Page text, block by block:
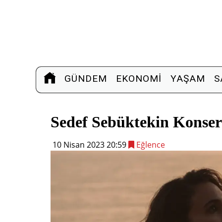
GÜNDEM EKONOMI YAŞAM
Sedef Sebüktekin
10 Nisan 2023 20:59 Eğlence